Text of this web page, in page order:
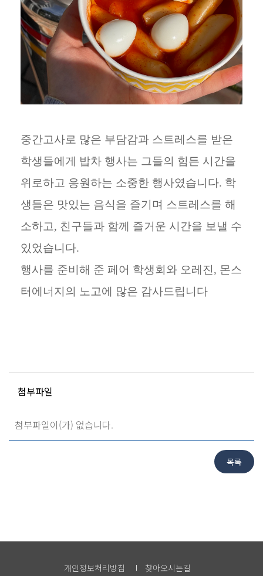
중간고사로 많은 부담감과 스트레스를 받은
학생들에게 밥차 행사는 그들의 힘든 시간을
위로하고 응원하는 소중한 행사였습니다. 학
생들은 맛있는 음식을 즐기며 스트레스를 해
소하고, 친구들과 함께 즐거운 시간을 보낼 수
있었습니다.
행사를 준비해 준 페어 학생회와 오레진, 몬스
터에너지의 노고에 많은 감사드립니다
첨부파일
첨부파일이(가) 없습니다.
개인정보처리방침 찾아오시는길